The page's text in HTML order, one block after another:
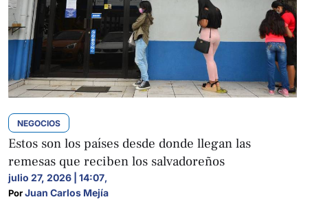
NEGOCIOS
Estos son los países desde donde llegan las
remesas que reciben los salvadoreños
julio 27, 2026 | 14:07,
Por Juan Carlos Mejía